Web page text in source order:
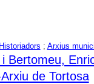
Historiadors ; Arxius
Bertomeu,
de Tortosa